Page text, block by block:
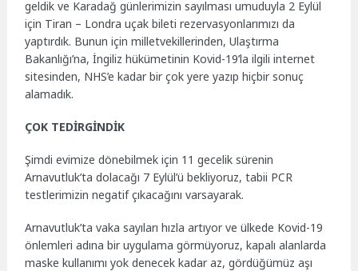
geldik ve Karadağ günlerimizin sayılması umuduyla 2 Eylül
için Tiran – Londra uçak bileti rezervasyonlarımızı da
yaptırdık. Bunun için milletvekillerinden, Ulaştırma
Bakanlığı’na, İngiliz hükümetinin Kovid-19’la ilgili internet
sitesinden, NHS’e kadar bir çok yere yazıp hiçbir sonuç
alamadık.
ÇOK TEDİRGİNDİK
Şimdi evimize dönebilmek için 11 gecelik sürenin
Arnavutluk’ta dolacağı 7 Eylül’ü bekliyoruz, tabii PCR
testlerimizin negatif çıkacağını varsayarak.
Arnavutluk’ta vaka sayıları hızla artıyor ve ülkede Kovid-19
önlemleri adına bir uygulama görmüyoruz, kapalı alanlarda
maske kullanımı yok denecek kadar az, gördüğümüz aşı